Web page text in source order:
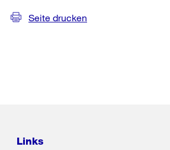
Seite drucken
Links